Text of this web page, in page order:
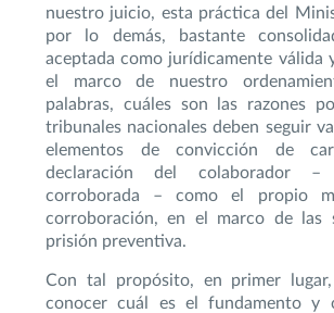
nuestro juicio, esta práctica del
por lo demás, bastante
aceptada como jurídicamente válida
el marco de nuestro
palabras, cuáles son las razones
tribunales nacionales deben seguir
elementos de convicción de
declaración del colaborador –
corroborada – como el propio
corroboración, en el marco de las
prisión preventiva.
Con tal propósito, en primer
conocer cuál es el fundamento y